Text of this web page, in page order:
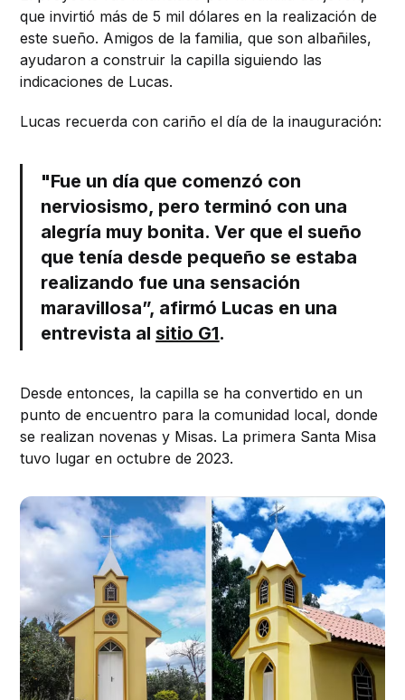
que invirtió más de 5 mil dólares en la realización de
este sueño. Amigos de la familia, que son albañiles,
ayudaron a construir la capilla siguiendo las
indicaciones de Lucas.
Lucas recuerda con cariño el día de la inauguración:
"Fue un día que comenzó con
nerviosismo, pero terminó con una
alegría muy bonita. Ver que el sueño
que tenía desde pequeño se estaba
realizando fue una sensación
maravillosa”, afirmó Lucas en una
entrevista al sitio G1.
Desde entonces, la capilla se ha convertido en un
punto de encuentro para la comunidad local, donde
se realizan novenas y Misas. La primera Santa Misa
tuvo lugar en octubre de 2023.